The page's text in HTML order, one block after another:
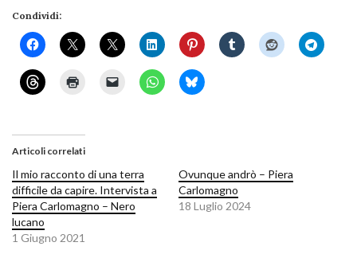
Condividi:
Articoli correlati
Il mio racconto di una terra
difficile da capire. Intervista a
Piera Carlomagno – Nero
lucano
1 Giugno 2021
Ovunque andrò – Piera
Carlomagno
18 Luglio 2024